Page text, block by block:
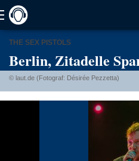
THE SEX PISTOLS
Berlin, Zitadelle
© laut.de (Fotograf: Désirée Pezzetta)